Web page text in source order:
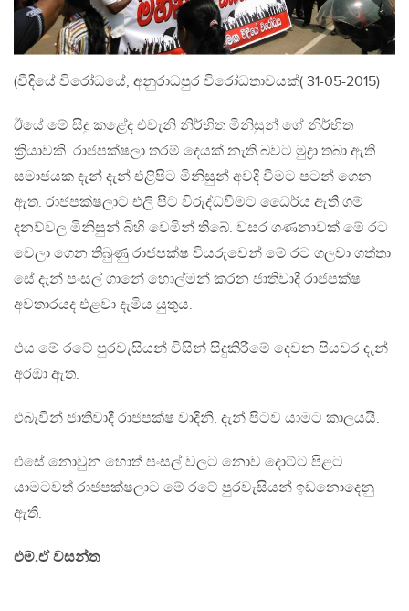
(වීදියේ විරෝධයේ, අනුරාධපුර විරෝධතාවයක්( 31-05-2015)
ඊයේ මේ සිදු කළේද එවැනි නිර්භිත මිනිසුන් ගේ නිර්භිත
ක්‍රියාවකි. රාජපක්ෂලා තරම් දෙයක් නැති බවට මුද්‍රා තබා ඇති
සමාජයක දැන් දැන් එළිපිට මිනිසුන් අවදි වීමට පටන් ගෙන
ඇත. රාජපක්ෂලාට එලි පිට විරුද්ධවීමට ධෛර්ය ඇති ගම්
දනව්වල මිනිසුන් බිහි වෙමින් තිබේ. වසර ගණනාවක් මේ රට
වෙලා ගෙන තිබුණු රාජපක්ෂ වියරුවෙන් මේ රට ගලවා ගත්තා
සේ දැන් පංසල් ගානේ හොල්මන් කරන ජාතිවාදී රාජපක්ෂ
අවතාරයද එළවා දැමිය යුතුය.
එය මේ රටේ පුරවැසියන් විසින් සිදුකිරීමේ දෙවන පියවර දැන්
අරඹා ඇත.
එබැවින් ජාතිවාදී රාජපක්ෂ වාදිනි, දැන් පිටව යාමට කාලයයි.
එසේ නොවුන හොත් පංසල් වලට නොව දොට්ට පිළට
යාමටවත් රාජපක්ෂලාට මේ රටේ පුරවැසියන් ඉඩනොදෙනු
ඇති.
එම්.ඒ වසන්ත